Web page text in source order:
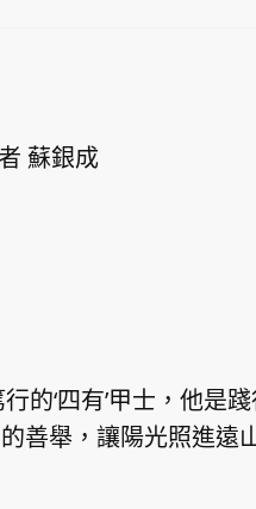
蘇銀成
‘四有’甲士，他是
善舉，讓陽光照進